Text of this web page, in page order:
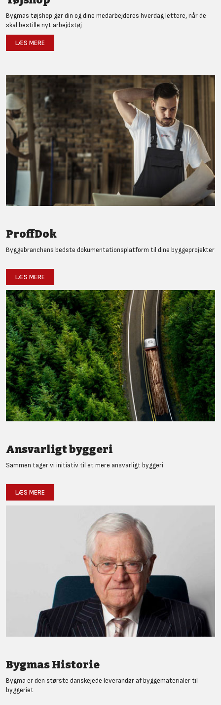
Bygmas tøjshop gør din og dine medarbejderes hverdag lettere, når de
skal bestille nyt arbejdstøj
LÆS MERE
ProffDok
Byggebranchens bedste dokumentationsplatform til dine byggeprojekter
LÆS MERE
Ansvarligt byggeri
Sammen tager vi initiativ til et mere ansvarligt byggeri
LÆS MERE
Bygmas Historie
Bygma er den største danskejede leverandør af byggematerialer til
byggeriet